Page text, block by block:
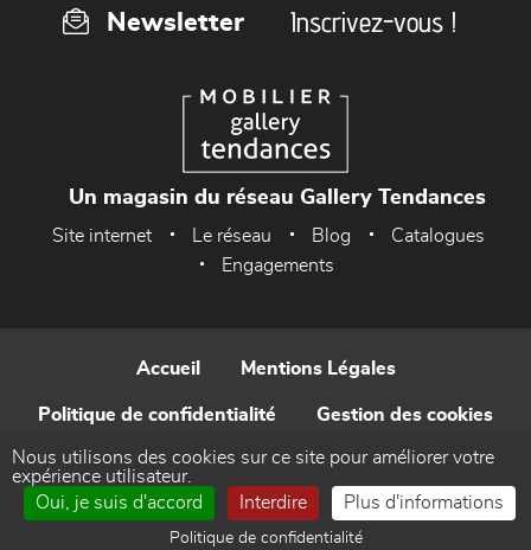
Newsletter Inscrivez-vous !
Un magasin du réseau Gallery Tendances
Site internet Le réseau Blog
Catalogues
Engagements
Accueil Mentions Légales
Politique de confidentialité Gestion des cookies
Contact
Réalisé par WEB Enseignes
Nous utilisons des cookies sur ce site pour améliorer votre
expérience utilisateur.
Oui, je suis d'accord
Interdire Plus d'informations
Politique de confidentialité